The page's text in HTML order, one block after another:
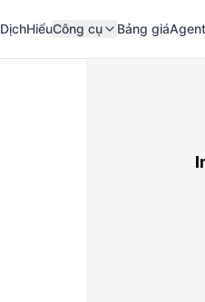
DịchHiểuCông cụ Bảng giá